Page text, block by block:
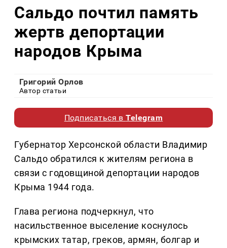
Сальдо почтил память
жертв депортации
народов Крыма
Григорий Орлов
Автор статьи
Подписаться вTelegram
Губернатор Херсонской области Владимир
Сальдо обратился к жителям региона в
связи с годовщиной депортации народов
Крыма 1944 года.
Глава региона подчеркнул, что
насильственное выселение коснулось
крымских татар, греков, армян, болгар и